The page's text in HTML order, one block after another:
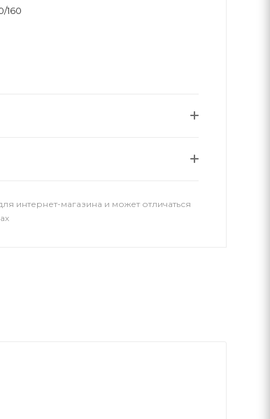
160
интернет-магазина и может отличаться